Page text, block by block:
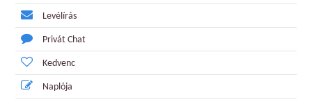
Levélírás
Privát Chat
Kedvenc
Naplója